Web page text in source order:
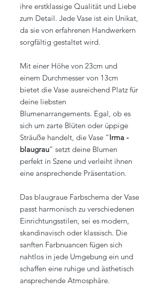
ihre erstklassige Qualität und Liebe
zum Detail. Jede Vase ist ein Unikat,
da sie von erfahrenen Handwerkern
sorgfältig gestaltet wird.
Mit einer Höhe von 23cm und
einem Durchmesser von 13cm
bietet die Vase ausreichend Platz für
deine liebsten
Blumenarrangements. Egal, ob es
sich um zarte Blüten oder üppige
Sträuße handelt, die Vase “Irma -
blaugrau” setzt deine Blumen
perfekt in Szene und verleiht ihnen
eine ansprechende Präsentation.
Das blaugraue Farbschema der Vase
passt harmonisch zu verschiedenen
Einrichtungsstilen, sei es modern,
skandinavisch oder klassisch. Die
sanften Farbnuancen fügen sich
nahtlos in jede Umgebung ein und
schaffen eine ruhige und ästhetisch
ansprechende Atmosphäre.